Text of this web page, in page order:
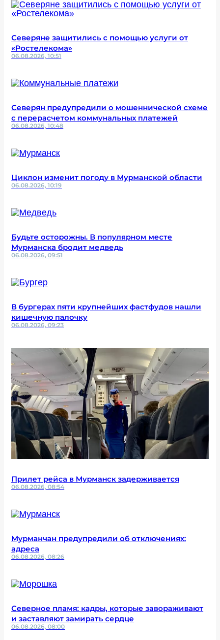
Северяне защитились с помощью услуги от
«Ростелекома»
06.08.2026, 10:51
Северян предупредили о мошеннической схеме
с перерасчетом коммунальных платежей
06.08.2026, 10:48
Циклон изменит погоду в Мурманской области
06.08.2026, 10:19
Будьте осторожны. В популярном месте
Мурманска бродит медведь
06.08.2026, 09:51
В бургерах пяти крупнейших фастфудов нашли
кишечную палочку
06.08.2026, 09:23
Прилет рейса в Мурманск задерживается
06.08.2026, 08:54
Мурманчан предупредили об отключениях:
адреса
06.08.2026, 08:26
Северное пламя: кадры, которые завораживают
и заставляют замирать сердце
06.08.2026, 08:00